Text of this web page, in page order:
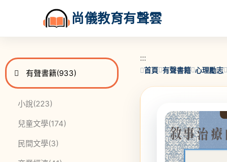
尚儀教育有聲雲
進入
有聲書籍此分類有
(933)
小說此分類有
(223)
兒童文學此分類有
(174)
民間文學此分類有
(3)
:::
首頁 有聲書籍 心理勵志